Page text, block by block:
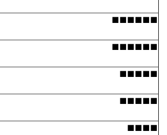
■■■■■■
■■■■■■
■■■■■
■■■■■
■■■■